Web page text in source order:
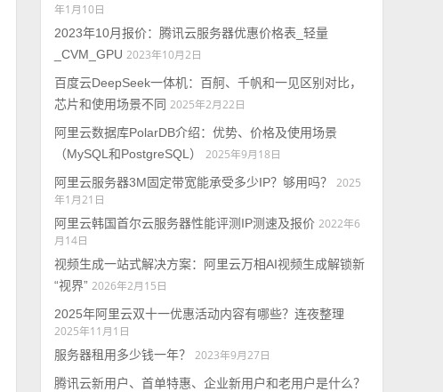
年1月10日
2023年10月报价：腾讯云服务器优惠价格表_轻量
_CVM_GPU 2023年10月2日
百度云DeepSeek一体机：百舸、千帆和一见区别对比，
芯片和使用场景不同 2025年2月22日
阿里云数据库PolarDB介绍：优势、价格及使用场景
（MySQL和PostgreSQL）
2025年9月18日
阿里云服务器3M固定带宽能承受多少IP？够用吗？
2025
年1月21日
阿里云韩国首尔云服务器性能评测IP测速及报价 2022年6
月14日
视频生成一站式解决方案：阿里云万相AI视频生成解锁新
“视界” 2026年2月15日
2025年阿里云双十一优惠活动内容有哪些？连夜整理
2025年11月1日
服务器租用多少钱一年？
2023年9月27日
腾讯云新用户、首单特惠、企业新用户和老用户是什么？